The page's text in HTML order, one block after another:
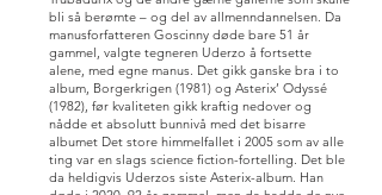
bli så berømte – og del av allmenndannelsen. Da
manusforfatteren Goscinny døde bare 51 år
gammel, valgte tegneren Uderzo å fortsette
alene, med egne manus. Det gikk ganske bra i to
album, Borgerkrigen (1981) og Asterix’ Odyssé
(1982), før kvaliteten gikk kraftig nedover og
nådde et absolutt bunnivå med det bisarre
albumet Det store himmelfallet i 2005 som av alle
ting var en slags science fiction-fortelling. Det ble
da heldigvis Uderzos siste Asterix-album. Han